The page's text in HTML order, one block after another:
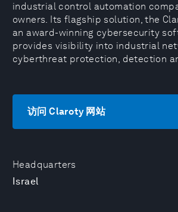
Headquarters
Israel
industrial control automation
owners. Its flagship solution, the
an award-winning cybersecurity
provides visibility into industrial
cyberthreat protection, detection
访问 Claroty 网站